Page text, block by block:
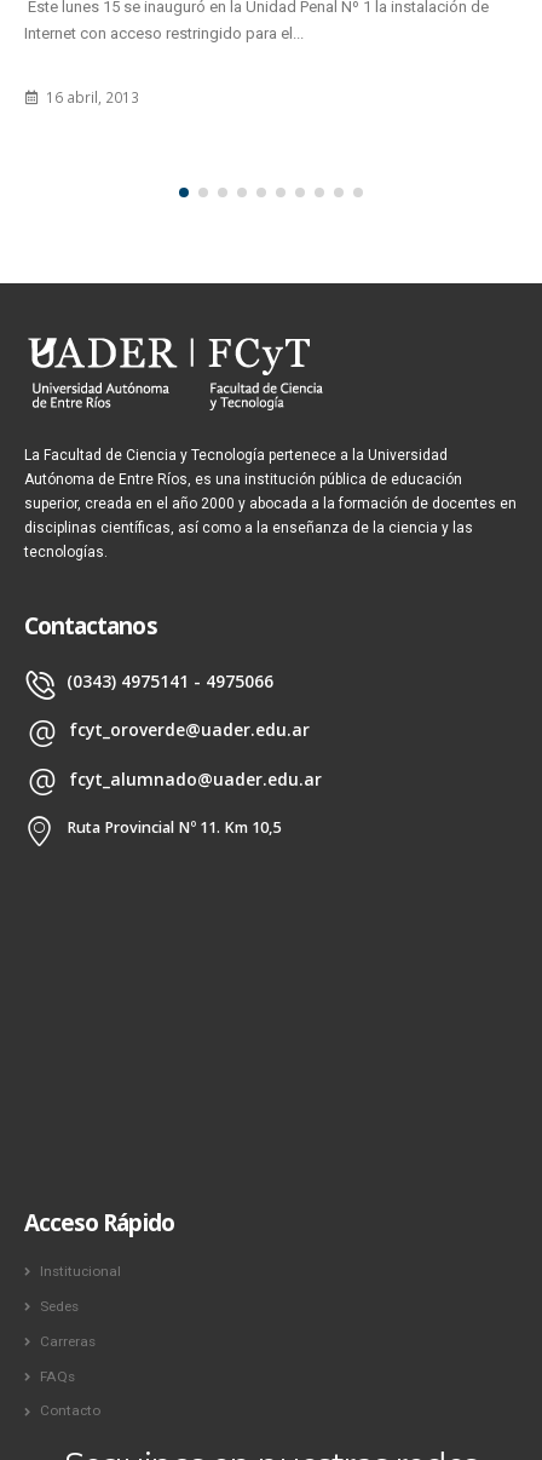
en la Unidad Penal Nº 1 la instalación de
restringido para el...
La Facultad de Ciencia y Tecnología pertenece a la Universidad
Autónoma de Entre Ríos, es una institución pública de educación
superior, creada en el año 2000 y abocada a la formación de docentes en
disciplinas científicas, así como a la enseñanza de la ciencia y las
tecnologías.
Contactanos
(0343) 4975141 - 4975066
fcyt_oroverde@uader.edu.ar
fcyt_alumnado@uader.edu.ar
Ruta Provincial Nº 11. Km 10,5
Acceso Rápido
Institucional
Sedes
Carreras
FAQs
Contacto